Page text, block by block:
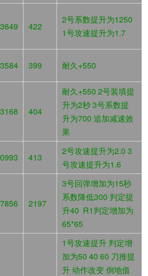
422
2号系数提升为1250
1号攻速提升为1.7
399 耐久+550
404
耐久+550 2号装填提
升为2秒 3号系数提
升为700 追加减速效
果
413
2号攻速提升为2.0 3
号攻速提升为1.6
2197
3号回弹增加为15秒
系数降低300 判定提
升40 R1判定增加为
65*65
1号攻速提升 判定增
加为50 40 60 刀推提
升 动作改变 倒地值